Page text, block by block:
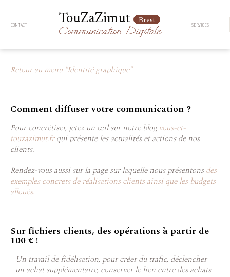
CONTACT TouZaZimut Brest
Communication Digitale SERVICES
Retour au menu "Identité graphique"
Comment diffuser votre communication ?
Pour concrétiser, jetez un œil sur notre blogvous-et-
touzazimut.frqui présente les actualités et actions de nos
clients.
Rendez-vous aussi sur la page sur laquelle nous présentonsdes
exemples concrets de réalisations clients ainsi que les budgets
alloués.
Sur fichiers clients, des opérations à partir de
100 € !
Un travail de fidélisation, pour créer du trafic, déclencher
un achat supplémentaire, conserver le lien entre des achats